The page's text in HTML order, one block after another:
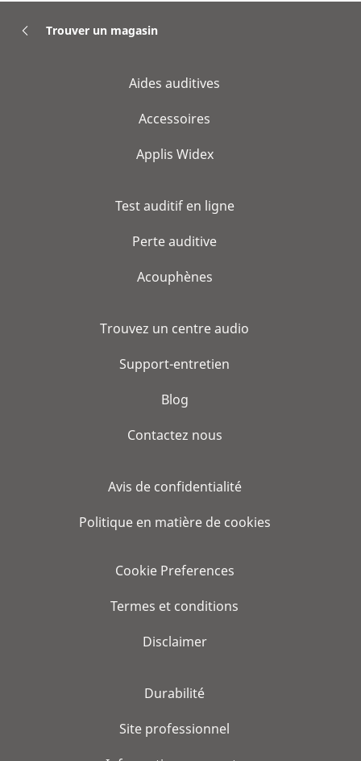
Trouver un magasin
Aides auditives
Accessoires
Applis Widex
Test auditif en ligne
Perte auditive
Acouphènes
Trouvez un centre audio
Support-entretien
Blog
Contactez nous
Avis de confidentialité
Politique en matière de cookies
Cookie Preferences
Termes et conditions
Disclaimer
Durabilité
Site professionnel